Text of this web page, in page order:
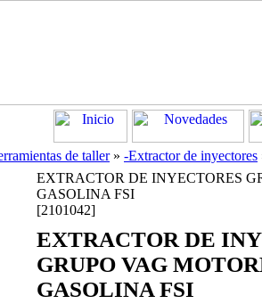
de taller» -Extractor de inyectores
EXTRACTOR DE INYECTORES
GASOLINA FSI
[2101042]
EXTRACTOR DE
GRUPO VAG
GASOLINA FSI